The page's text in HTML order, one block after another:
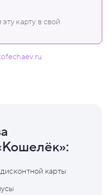
карту в свой
карты